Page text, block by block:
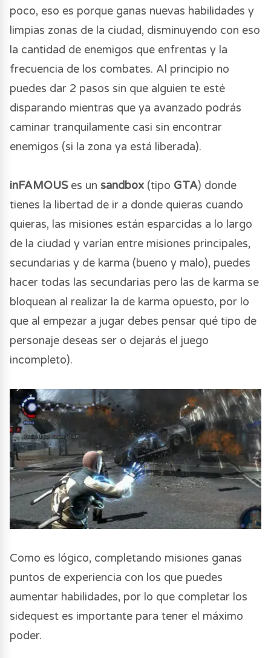
poco, eso es porque ganas nuevas habilidades y
limpias zonas de la ciudad, disminuyendo con eso
la cantidad de enemigos que enfrentas y la
frecuencia de los combates. Al principio no
puedes dar 2 pasos sin que alguien te esté
disparando mientras que ya avanzado podrás
caminar tranquilamente casi sin encontrar
enemigos (si la zona ya está liberada).
inFAMOUS es un sandbox (tipo GTA) donde
tienes la libertad de ir a donde quieras cuando
quieras, las misiones están esparcidas a lo largo
de la ciudad y varían entre misiones principales,
secundarias y de karma (bueno y malo), puedes
hacer todas las secundarias pero las de karma se
bloquean al realizar la de karma opuesto, por lo
que al empezar a jugar debes pensar qué tipo de
personaje deseas ser o dejarás el juego
incompleto).
Como es lógico, completando misiones ganas
puntos de experiencia con los que puedes
aumentar habilidades, por lo que completar los
sidequest es importante para tener el máximo
poder.